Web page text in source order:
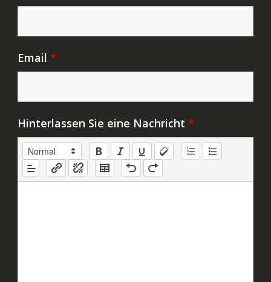
Email *
Hinterlassen Sie eine Nachricht *